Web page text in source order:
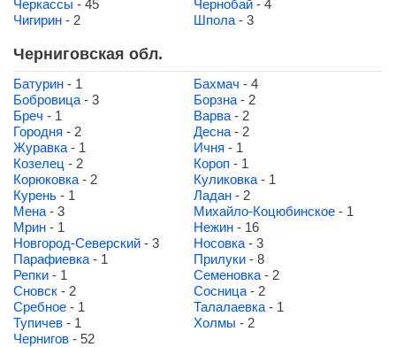
Черкассы - 45 Чернобай - 4
Чигирин - 2 Шпола - 3
Черниговская обл.
Батурин - 1 Бахмач - 4
Бобровица - 3 Борзна - 2
Бреч - 1 Варва - 2
Городня - 2 Десна - 2
Журавка - 1 Ичня - 1
Козелец - 2 Короп - 1
Корюковка - 2 Куликовка - 1
Курень - 1 Ладан - 2
Мена - 3 Михайло-Коцюбинское - 1
Мрин - 1 Нежин - 16
Новгород-Северский - 3 Носовка - 3
Парафиевка - 1 Прилуки - 8
Репки - 1 Семеновка - 2
Сновск - 2 Сосница - 2
Сребное - 1 Талалаевка - 1
Тупичев - 1 Холмы - 2
Чернигов - 52